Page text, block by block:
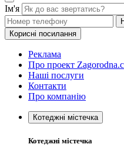
Ім'я
Корисні посилання
Реклама
Про проект
Наші послуги
Контакти
Про компанію
Котеджні містечка
Котеджні містечка